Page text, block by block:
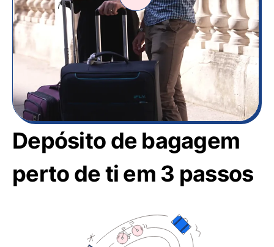
Depósito de bagagem
perto de ti em 3 passos